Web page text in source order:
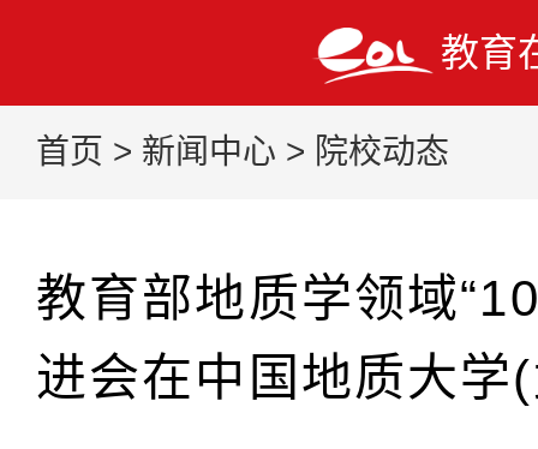
教育
首页 > 新闻中心 > 院校动态
教育部地质学领域
进会在中国地质大学